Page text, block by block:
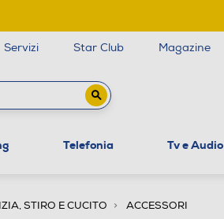
Servizi Star Club Magazine
Telefonia Tv e Audio
STIRO E CUCITO ACCESSORI